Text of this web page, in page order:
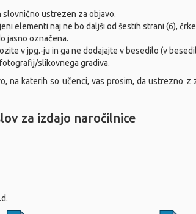
ustrezen za objavo.
elementi naj ne bo daljši od šestih strani (6),
jasno označena.
v jpg.-ju in ga ne dodajajte v besedilo (v
slikovnega gradiva.
na katerih so učenci, vas prosim, da ustrezno
za izdajo naročilnice